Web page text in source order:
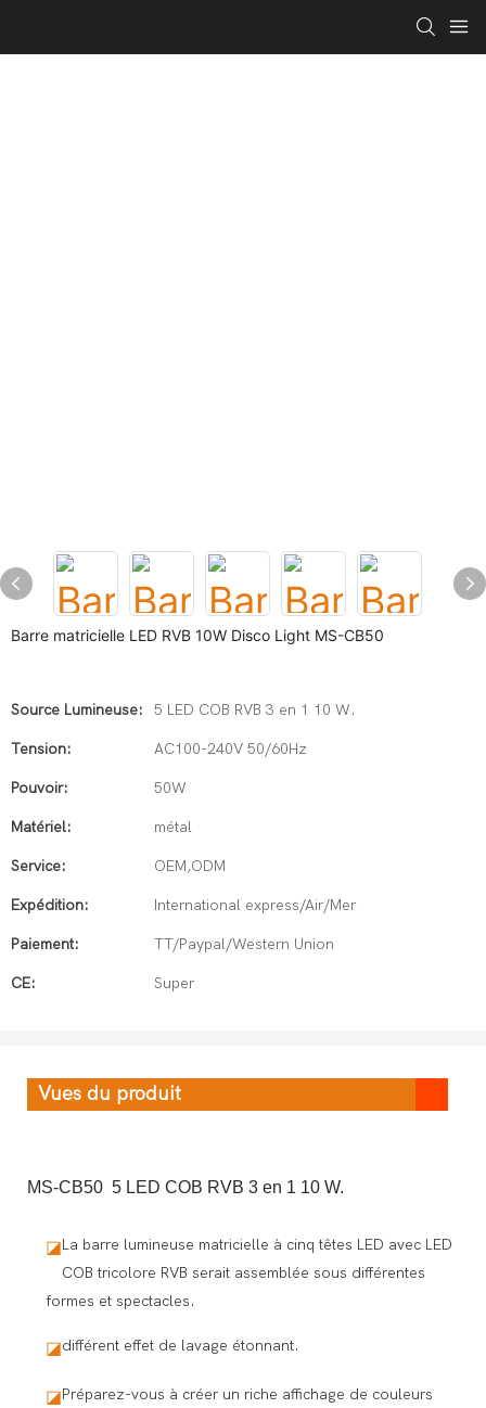
Barre matricielle LED RVB 10W Disco Light MS-CB50
Source Lumineuse: 5 LED COB RVB 3 en 1 10 W.
Tension: AC100-240V 50/60Hz
Pouvoir: 50W
Matériel: métal
Service: OEM,ODM
Expédition: International express/Air/Mer
Paiement: TT/Paypal/Western Union
CE: Super
Vues du produit
MS-CB50 5 LED COB RVB 3 en 1 10 W.
◪La barre lumineuse matricielle à cinq têtes LED avec LED
COB tricolore RVB serait assemblée sous différentes
formes et spectacles.
◪différent effet de lavage étonnant.
◪Préparez-vous à créer un riche affichage de couleurs